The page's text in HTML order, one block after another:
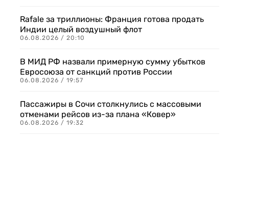
Rafale за триллионы: Франция готова продать
Индии целый воздушный флот
06.08.2026 / 20:10
В МИД РФ назвали примерную сумму убытков
Евросоюза от санкций против России
06.08.2026 / 19:57
Пассажиры в Сочи столкнулись с массовыми
отменами рейсов из-за плана «Ковер»
06.08.2026 / 19:32